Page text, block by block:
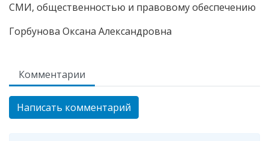
СМИ, общественностью и правовому обеспечению
Горбунова Оксана Александровна
Комментарии
Написать комментарий